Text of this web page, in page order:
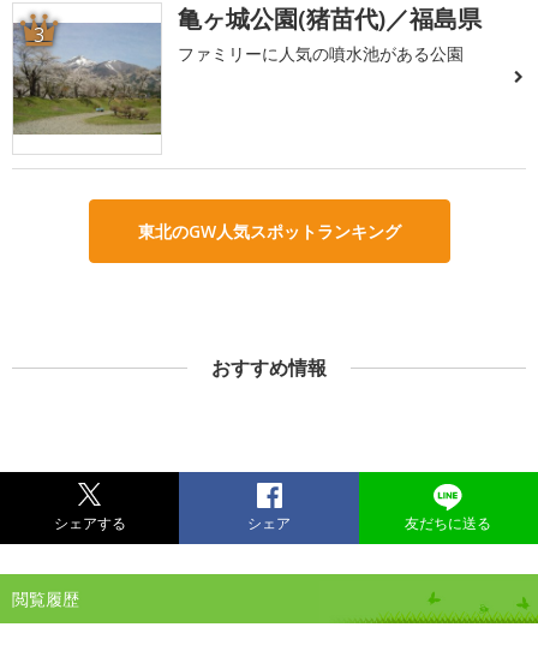
3 亀ヶ城公園(猪苗代)／福島県
ファミリーに人気の噴水池がある公園
東北のGW人気スポットランキング
おすすめ情報
シェアする シェア 友だちに送る
閲覧履歴